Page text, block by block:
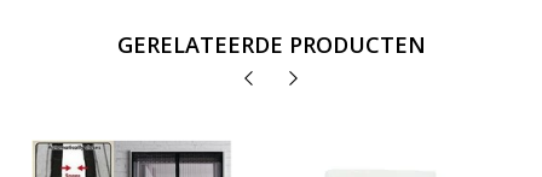
GERELATEERDE PRODUCTEN